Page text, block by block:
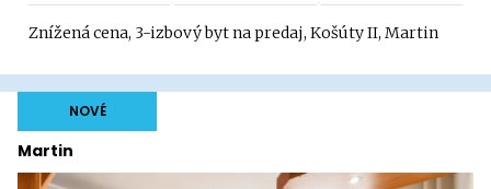
Znížená cena, 3-izbový byt na predaj, Košúty II, Martin
Martin
NOVÉ